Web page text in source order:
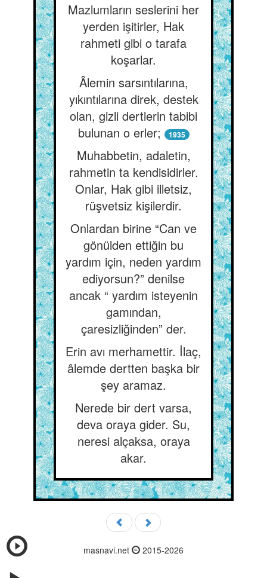
Mazlumların seslerini her
yerden işitirler, Hak
rahmeti gibi o tarafa
koşarlar.
Âlemin sarsıntılarına,
yıkıntılarına direk, destek
olan, gizli dertlerin tabibi
bulunan o erler;
1935
Muhabbetin, adaletin,
rahmetin ta kendisidirler.
Onlar, Hak gibi illetsiz,
rüşvetsiz kişilerdir.
Onlardan birine “Can ve
gönülden ettiğin bu
yardım için, neden yardım
ediyorsun?” denilse
ancak “ yardım isteyenin
gamından,
çaresizliğinden” der.
Erin avı merhamettir. İlaç,
âlemde dertten başka bir
şey aramaz.
Nerede bir dert varsa,
deva oraya gider. Su,
neresi alçaksa, oraya
akar.
masnavi.net 2015-2026